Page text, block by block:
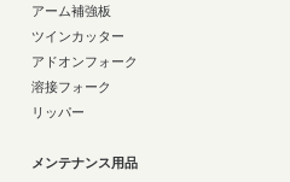
アーム補強板
ツインカッター
アドオンフォーク
溶接フォーク
リッパー
メンテナンス用品